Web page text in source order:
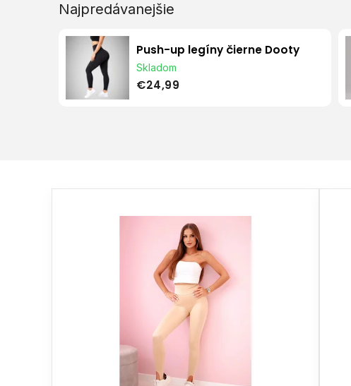
Najpredávanejšie
Push-up legíny čierne Dooty
Skladom
€24,99